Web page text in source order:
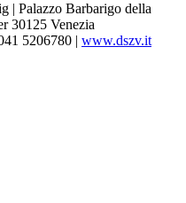
| Palazzo Barbarigo della
30125 Venezia
5206780 | www.dszv.it